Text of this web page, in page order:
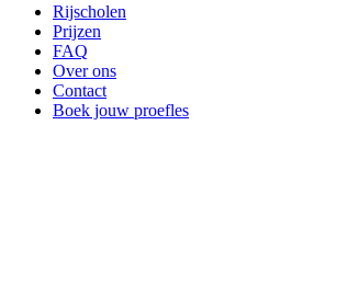
Rijscholen
Prijzen
FAQ
Over ons
Contact
Boek jouw proefles